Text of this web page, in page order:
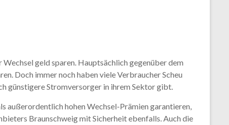
geld sparen. Hauptsächlich gegenüber dem
Doch immer noch haben viele Verbraucher Scheu
günstigere Stromversorger in ihrem Sektor gibt.
außerordentlich hohen Wechsel-Prämien garantieren,
Braunschweig mit Sicherheit ebenfalls. Auch die